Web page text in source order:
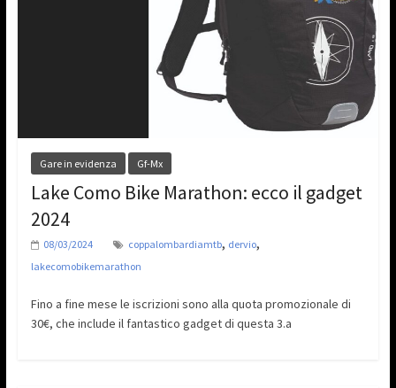
Gare in evidenza Gf-Mx
Lake Como Bike Marathon: ecco il gadget
2024
08/03/2024 coppalombardiamtb, dervio,
lakecomobikemarathon
Fino a fine mese le iscrizioni sono alla quota promozionale di
30€, che include il fantastico gadget di questa 3.a